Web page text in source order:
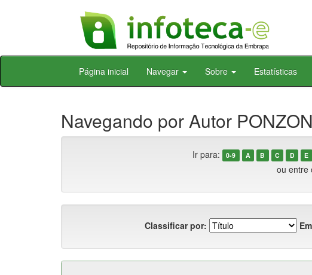
Skip
Página inicial Navegar Sobre Estatísticas
Navegando por Autor
Ir para: 0-9 A B C D E
ou entre
Classificar por: